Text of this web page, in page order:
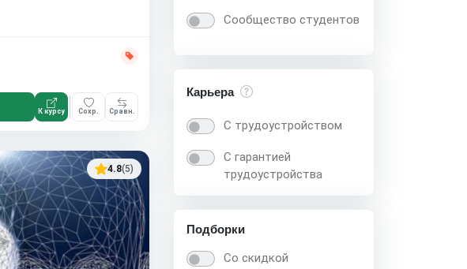
К курсу Сохр. Сравн.
4.8(5)
Сообщество студентов
Карьера
С трудоустройством
С гарантией
трудоустройства
Подборки
Со скидкой